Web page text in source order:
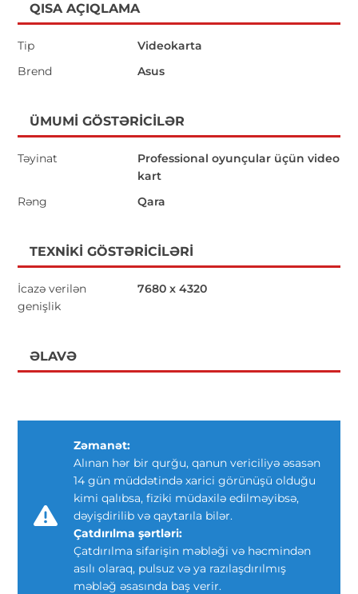
QISA AÇIQLAMA
Tip
Videokarta
Brend
Asus
ÜMUMI GÖSTƏRICILƏR
Təyinat
Professional oyunçular üçün video
kart
Rəng
Qara
TEXNIKI GÖSTƏRICILƏRI
İcazə verilən
genişlik
7680 x 4320
ƏLAVƏ
Zəmanət:
Alınan hər bir qurğu, qanun vericiliyə əsasən
14 gün müddətində xarici görünüşü olduğu
kimi qalıbsa, fiziki müdaxilə edilməyibsə,
dəyişdirilib və qaytarıla bilər.
Çatdırılma şərtləri:
Çatdırılma sifarişin məbləği və həcmindən
asılı olaraq, pulsuz və ya razılaşdırılmış
məbləğ əsasında baş verir.